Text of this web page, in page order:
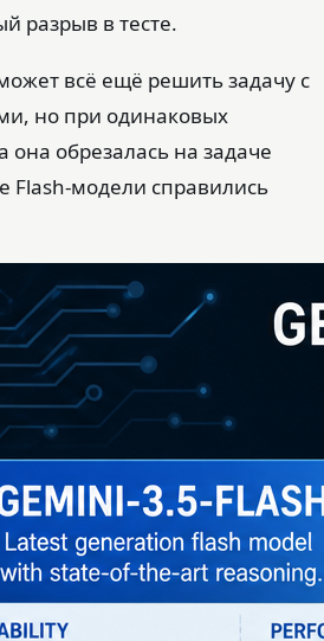
разрыв в тесте.
всё ещё решить задачу с
но при одинаковых
она обрезалась на задаче
Flash-модели справились